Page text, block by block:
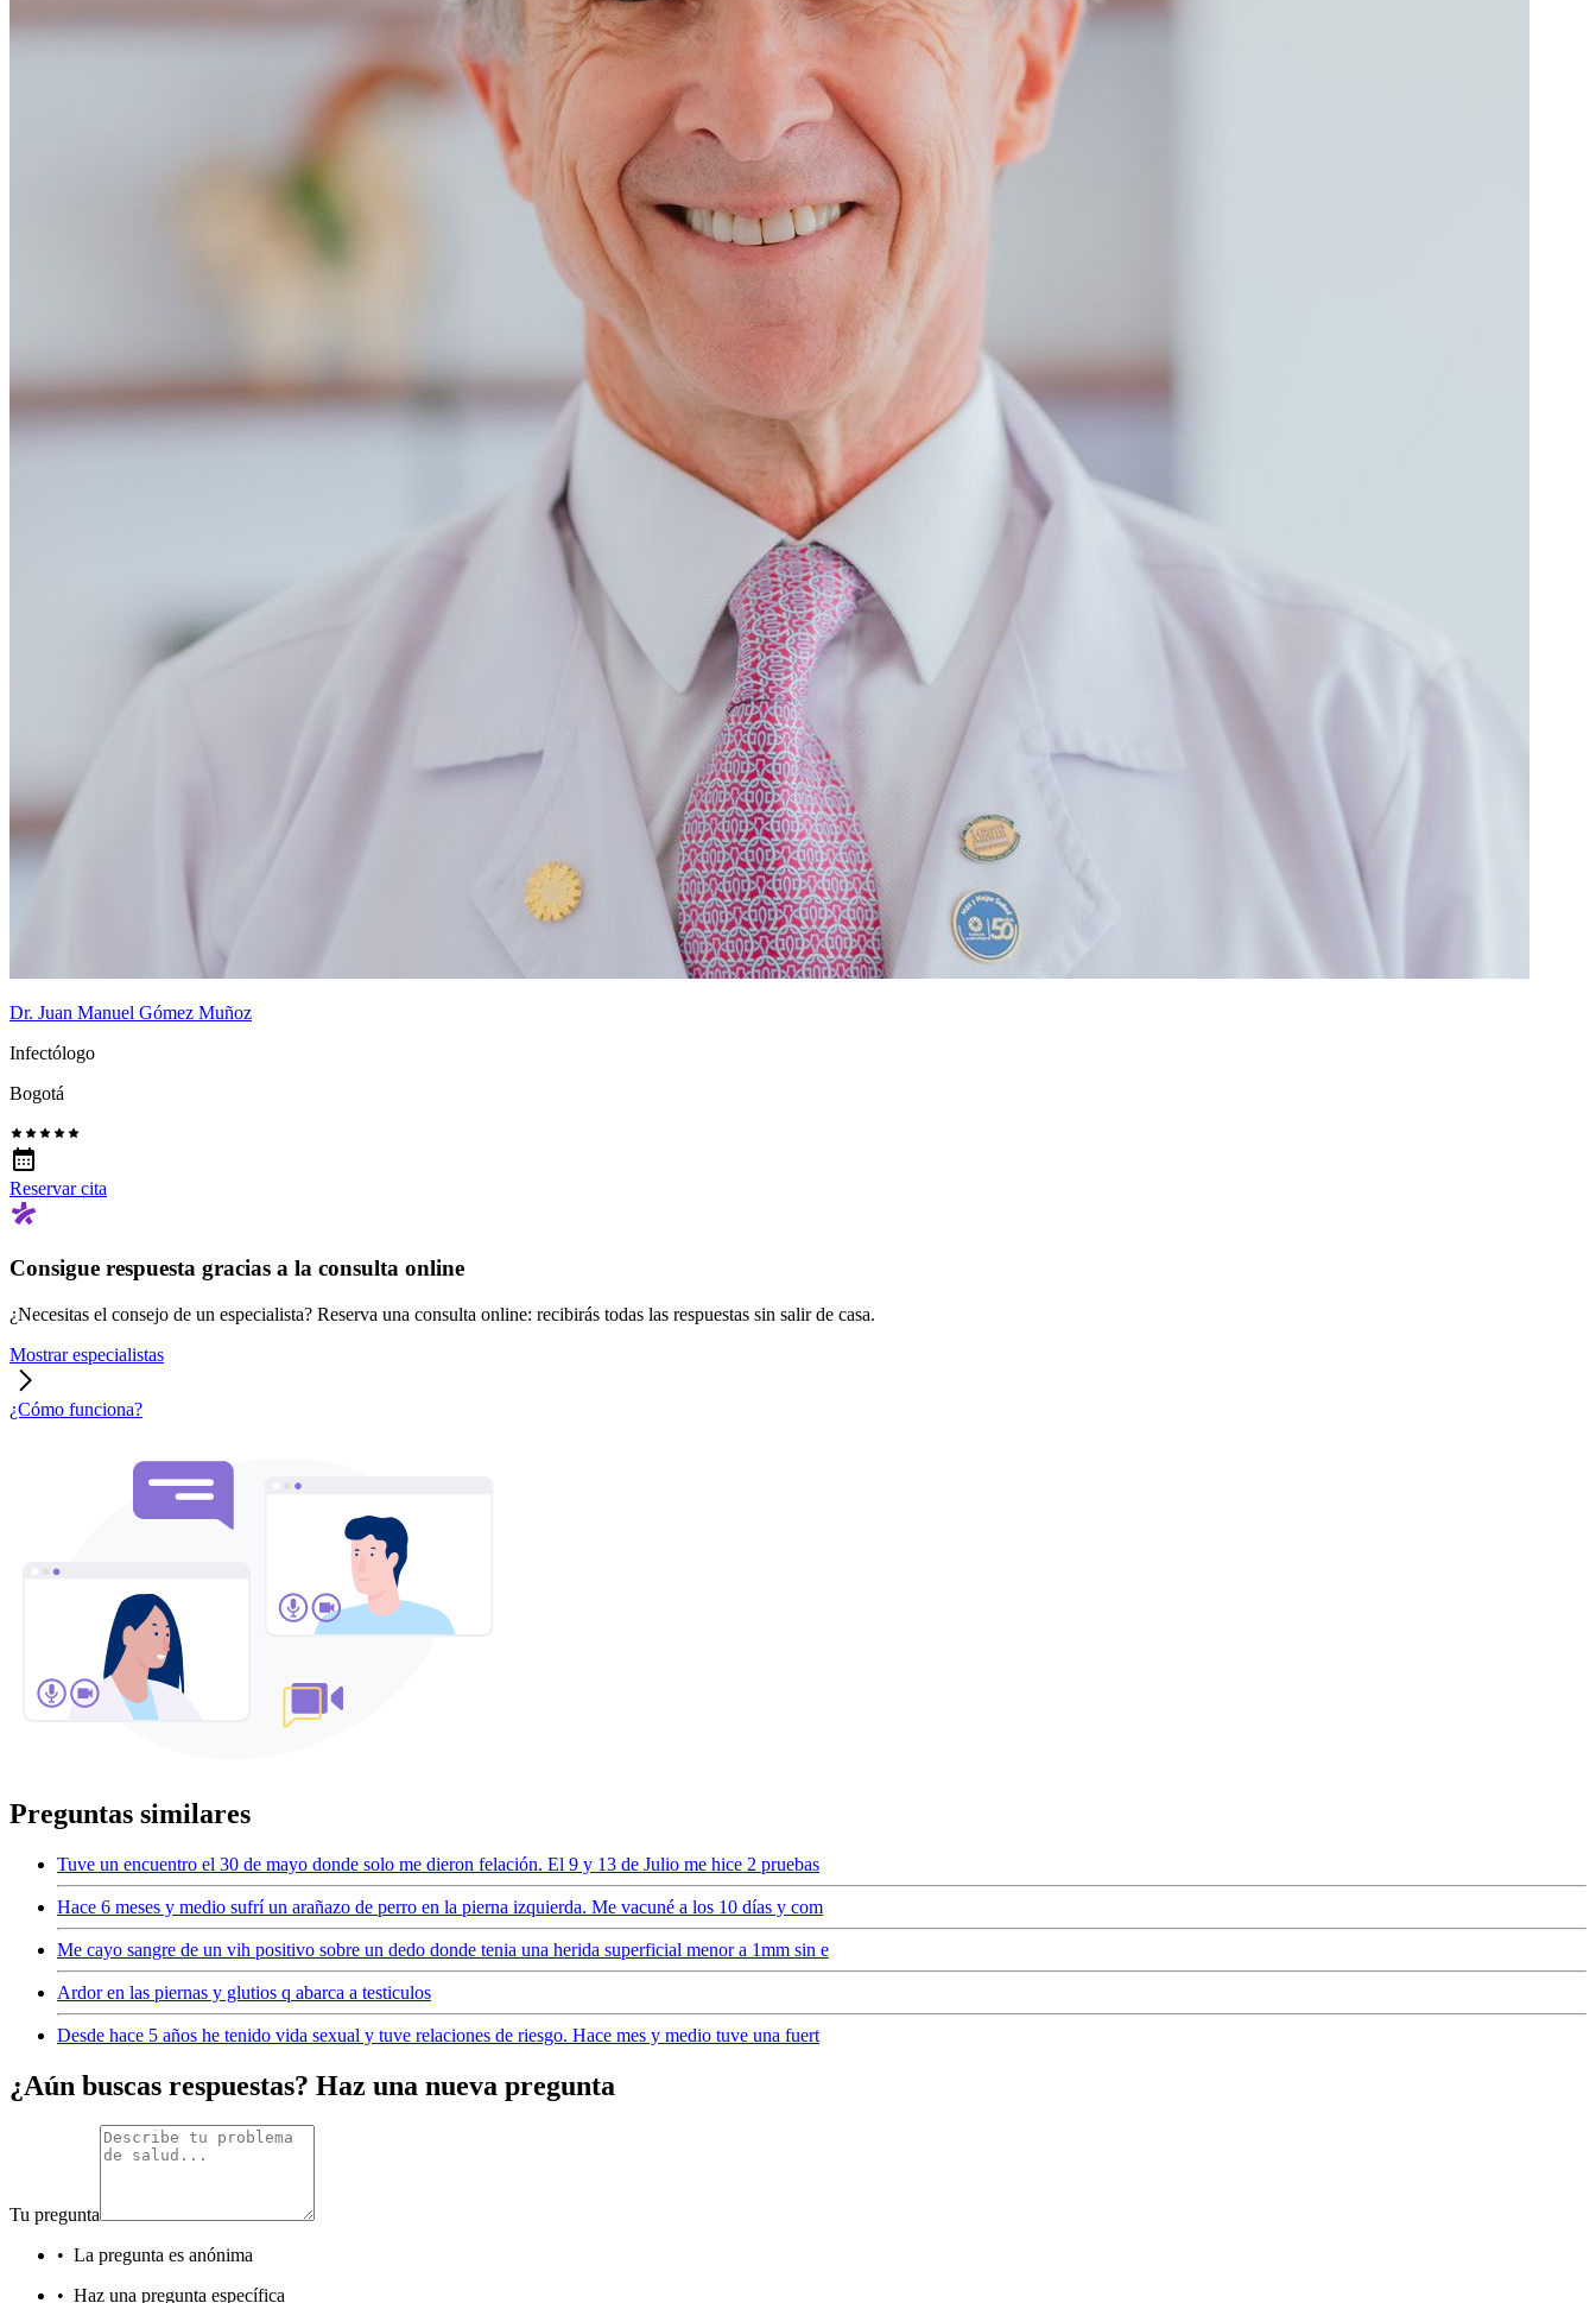
Dr. Juan Manuel Gómez Muñoz
Infectólogo
Bogotá
Reservar cita
Consigue respuesta gracias a la consulta online
¿Necesitas el consejo de un especialista? Reserva una consulta online: recibirás todas las respuestas sin salir de casa.
Mostrar especialistas
¿Cómo funciona?
Preguntas similares
Tuve un encuentro el 30 de mayo donde solo me dieron felación. El 9 y 13 de Julio me hice 2 pruebas
Hace 6 meses y medio sufrí un arañazo de perro en la pierna izquierda. Me vacuné a los 10 días y com
Me cayo sangre de un vih positivo sobre un dedo donde tenia una herida superficial menor a 1mm sin e
Ardor en las piernas y glutios q abarca a testiculos
Desde hace 5 años he tenido vida sexual y tuve relaciones de riesgo. Hace mes y medio tuve una fuert
¿Aún buscas respuestas? Haz una nueva pregunta
Tu pregunta
• La pregunta es anónima
• Haz una pregunta específica